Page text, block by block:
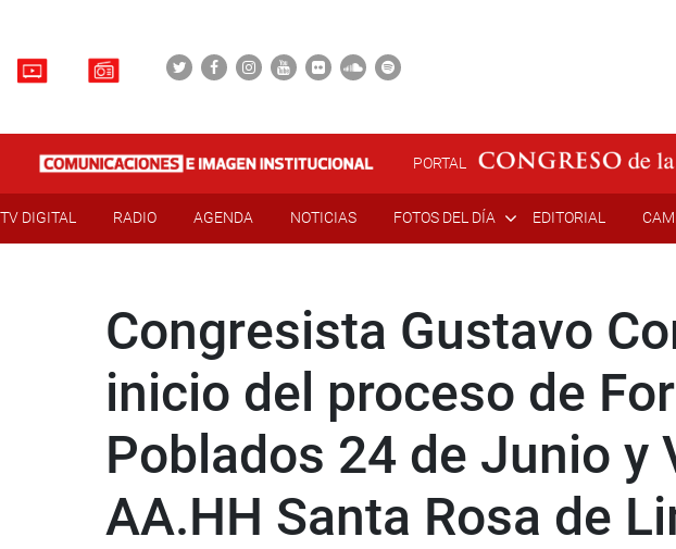
PORTAL
TV DIGITAL RADIO AGENDA NOTICIAS FOTOS DEL DÍA EDITORIAL
Congresista Gustavo
inicio del proceso de
Poblados 24 de Junio y
AA.HH Santa Rosa de